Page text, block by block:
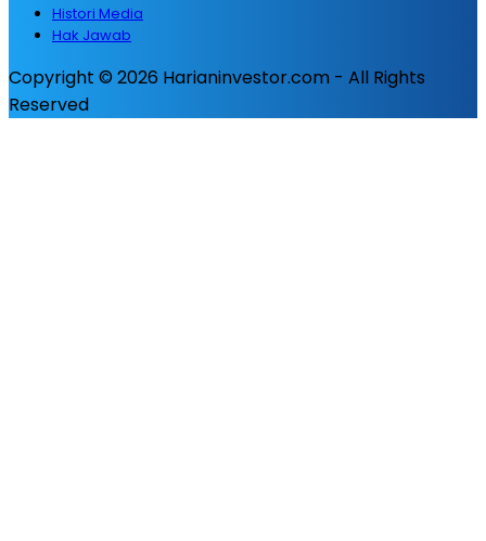
Histori Media
Hak Jawab
Copyright © 2026 Harianinvestor.com - All Rights
Reserved